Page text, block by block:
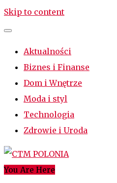
Skip to content
Aktualności
Biznes i Finanse
Dom i Wnętrze
Moda i styl
Technologia
Zdrowie i Uroda
CTM POLONIA
Najciekawsze miejsce w sieci
You Are Here